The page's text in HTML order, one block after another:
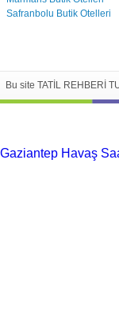
Safranbolu Butik Otelleri
Bu site TATİL REHBERİ
Gaziantep Havaş